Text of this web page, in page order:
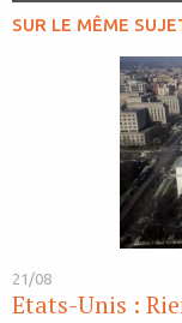
SUR LE MÊME
21/08
Etats-Unis :